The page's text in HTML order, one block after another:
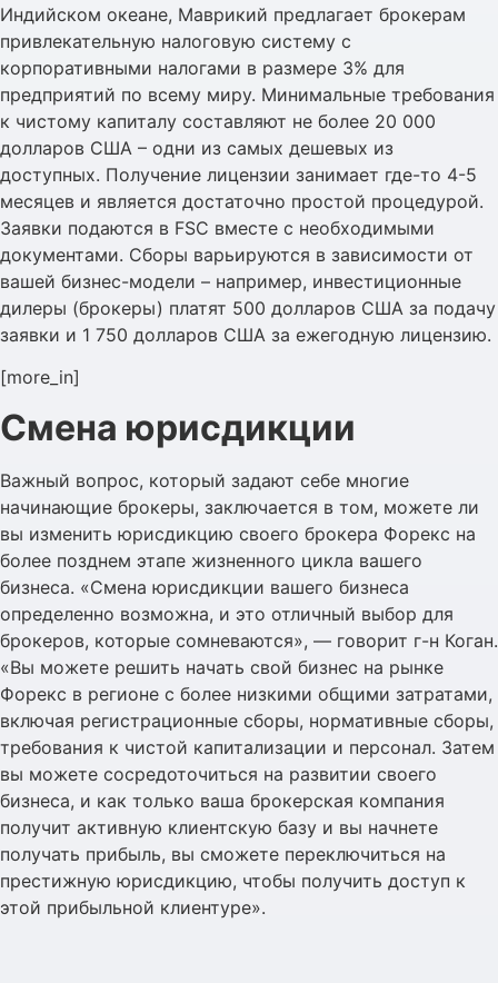
Индийском океане, Маврикий предлагает брокерам
привлекательную налоговую систему с
корпоративными налогами в размере 3% для
предприятий по всему миру. Минимальные требования
к чистому капиталу составляют не более 20 000
долларов США – одни из самых дешевых из
доступных. Получение лицензии занимает где-то 4-5
месяцев и является достаточно простой процедурой.
Заявки подаются в FSC вместе с необходимыми
документами. Сборы варьируются в зависимости от
вашей бизнес-модели – например, инвестиционные
дилеры (брокеры) платят 500 долларов США за подачу
заявки и 1 750 долларов США за ежегодную лицензию.
[more_in]
Смена юрисдикции
Важный вопрос, который задают себе многие
начинающие брокеры, заключается в том, можете ли
вы изменить юрисдикцию своего брокера Форекс на
более позднем этапе жизненного цикла вашего
бизнеса. «Смена юрисдикции вашего бизнеса
определенно возможна, и это отличный выбор для
брокеров, которые сомневаются», — говорит г-н Коган.
«Вы можете решить начать свой бизнес на рынке
Форекс в регионе с более низкими общими затратами,
включая регистрационные сборы, нормативные сборы,
требования к чистой капитализации и персонал. Затем
вы можете сосредоточиться на развитии своего
бизнеса, и как только ваша брокерская компания
получит активную клиентскую базу и вы начнете
получать прибыль, вы сможете переключиться на
престижную юрисдикцию, чтобы получить доступ к
этой прибыльной клиентуре».